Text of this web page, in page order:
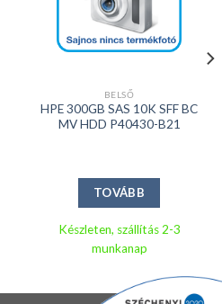
BELSŐ
HPE 300GB SAS 10K SFF BC
MV HDD P40430-B21
TOVÁBB
Készleten, szállítás 2-3
munkanap